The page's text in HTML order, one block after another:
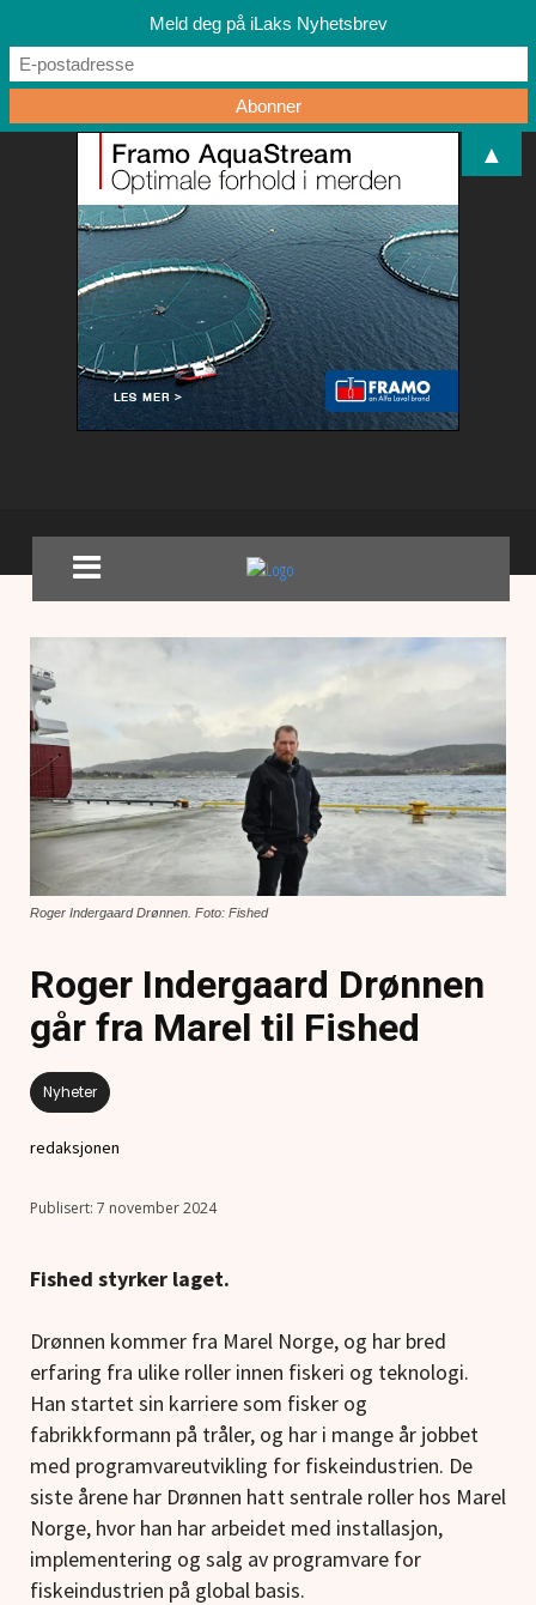
Roger Indergaard Drønnen. Foto: Fished
Roger Indergaard Drønnen
går fra Marel til Fished
Nyheter
redaksjonen
7 november 2024
Fished styrker laget.
Drønnen kommer fra Marel Norge, og har bred
erfaring fra ulike roller innen fiskeri og teknologi.
Han startet sin karriere som fisker og
fabrikkformann på tråler, og har i mange år jobbet
med programvareutvikling for fiskeindustrien. De
siste årene har Drønnen hatt sentrale roller hos Marel
Norge, hvor han har arbeidet med installasjon,
implementering og salg av programvare for
fiskeindustrien på global basis.
Meld deg på iLaks Nyhetsbrev
▲